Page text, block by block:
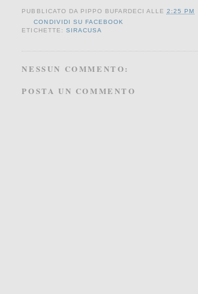
PUBBLICATO DA PIPPO BUFARDECI ALLE 2:25 PM
CONDIVIDI SU FACEBOOK
ETICHETTE: SIRACUSA
NESSUN COMMENTO:
POSTA UN COMMENTO